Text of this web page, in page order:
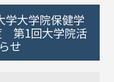
学大学院保健学
第1回大学院活
せ